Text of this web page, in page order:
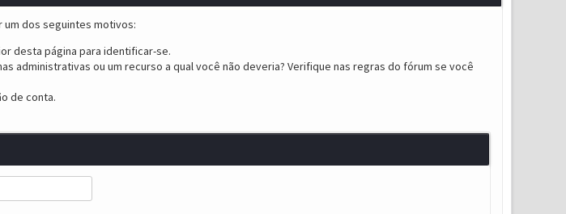
dos seguintes motivos:
desta página para identificar-se.
administrativas ou um recurso a qual você não deveria? Verifique nas regras do fórum se você
de conta.